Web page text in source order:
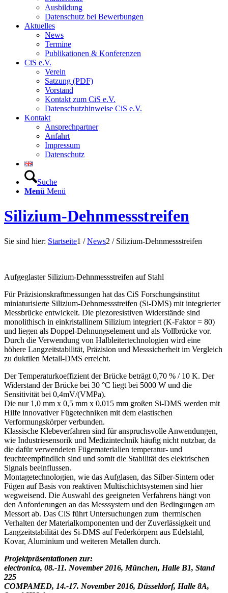
Ausbildung
Datenschutz bei Bewerbungen
Aktuelles
News
Termine
Publikationen & Konferenzen
CiS e.V.
Verein
Satzung (PDF)
Vorstand
Kontakt zum CiS e.V.
Datenschutzhinweise CiS e.V.
Kontakt
Ansprechpartner
Anfahrt
Impressum
Datenschutz
Suche
Menü Menü
Silizium-Dehnmessstreifen
Sie sind hier: Startseite1 / News2 / Silizium-Dehnmessstreifen
Aufgeglaster Silizium-Dehnmessstreifen auf Stahl
Für Präzisionskraftmessungen hat das CiS Forschungsinstitut
miniaturisierte Silizium-Dehnmessstreifen (Si-DMS) mit integrierter
Messbrücke entwickelt. Die piezoresistiven Widerstände sind
monolithisch in einkristallinem Silizium integriert (K-Faktor = 80)
und liegen als Doppel-Dehnungselement und als Vollbrücke vor.
Durch die Verwendung von Halbleitertechnologien wird eine
höhere Langzeitstabilität, Präzision und Messsicherheit im Vergleich
zu duktilen Metall-DMS erreicht.
Der Temperaturkoeffizient der Brücke beträgt 0,70 % / 10 K. Der
Widerstand der Brücke bei 30 °C liegt bei 5000 W und die
Sensitivität bei 0,4mV/(VMPa).
Die nur 1,0 mm x 0,5 mm x 0,015 mm großen Si-DMS werden mit
Hilfe innovativer Fügetechniken mit dem elastischen
Verformungskörper verbunden.
Klassische Klebeverfahren sind für anspruchsvolle Anwendungen,
wie Industriesensorik und Medizintechnik häufig nicht nutzbar, da
die dafür verwendeten Fügematerialien temperatur- und
feuchteempfindlich sind und somit die Stabilität des elektrischen
Signals beeinflussen.
Montagetechnologien, wie das Aufglasen, das Silber-Sintern oder
Fügen auf Basis von reaktiven Multischichtsystemen sind hier
wegweisend. Die Auswahl des geeigneten Verfahrens hängt von
den Anforderungen an das Messsystem und den Bedingungen am
Messort ab. Das CiS führt Untersuchungen zum thermischen
Verhalten der Materialkomponenten und der Zuverlässigkeit und
Langzeitstabilität des Si-DMS auf Federkörpern aus Edelstahl,
Kovar, Aluminium und weiteren Metallen durch.
Projektpräsentationen zur:
electronica, 08.-11. November 2016, München, Halle B1, Stand
225
COMPAMED, 14.-17. November 2016, Düsseldorf, Halle 8A,